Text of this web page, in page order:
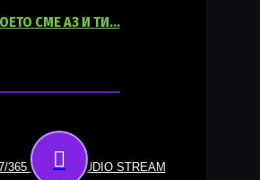
СМЕ АЗ И ТИ…
365 ONLINE AUDIO STREAM